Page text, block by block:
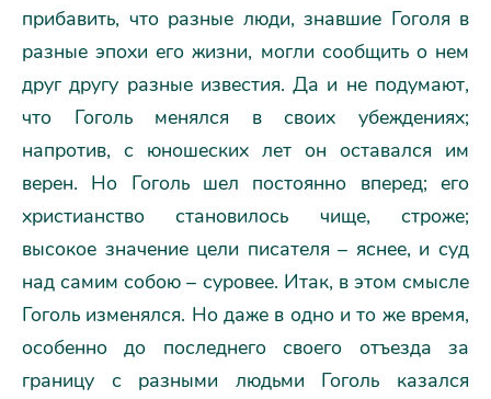
прибавить, что разные люди, знавшие Гоголя в
разные эпохи его жизни, могли сообщить о нем
друг другу разные известия. Да и не подумают,
что Гоголь менялся в своих убеждениях;
напротив, с юношеских лет он оставался им
верен. Но Гоголь шел постоянно вперед; его
христианство становилось чище, строже;
высокое значение цели писателя – яснее, и суд
над самим собою – суровее. Итак, в этом смысле
Гоголь изменялся. Но даже в одно и то же время,
особенно до последнего своего отъезда за
границу с разными людьми Гоголь казался